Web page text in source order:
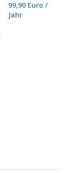
99,90 Euro /
Jahr